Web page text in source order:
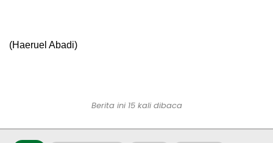
(Haeruel Abadi)
Berita ini 15 kali dibaca